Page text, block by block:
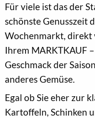
Für viele ist das der
schönste Genusszeit
Wochenmarkt, direkt
Ihrem MARKTKAUF
Geschmack der
anderes Gemüse.
Egal ob Sie eher zur
Kartoffeln, Schinken